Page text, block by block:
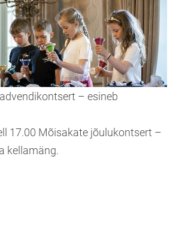
– esineb
17.00 Mõisakate jõulukontsert –
kellamäng.